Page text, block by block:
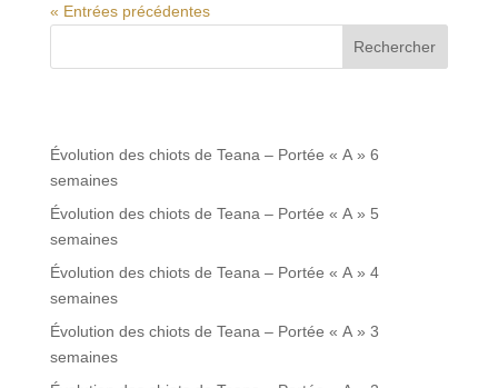
« Entrées précédentes
Rechercher
Évolution des chiots de Teana – Portée « A » 6
semaines
Évolution des chiots de Teana – Portée « A » 5
semaines
Évolution des chiots de Teana – Portée « A » 4
semaines
Évolution des chiots de Teana – Portée « A » 3
semaines